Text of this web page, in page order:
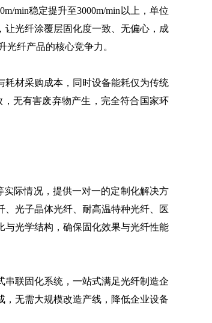
min稳定提升至3000m/min以上，单位
让光纤涂覆层固化度一致、无偏心，成
纤产品的核心竞争力。
材采购成本，同时设备能耗仅为传统
无有害废弃物产生，完全符合国家环
际情况，提供一对一的定制化解决方
光子晶体光纤、耐高温特种光纤、医
光学结构，确保固化效果与光纤性能
联固化系统，一站式满足光纤制造企
无需大规模改造产线，降低企业设备